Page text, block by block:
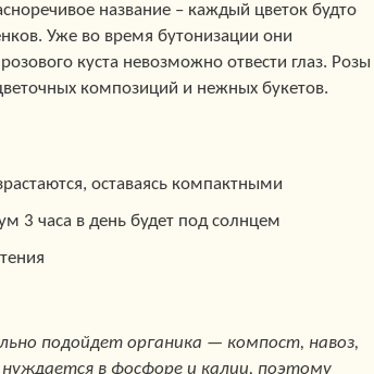
название – каждый цветок будто
Уже во время бутонизации они
куста невозможно отвести глаз. Розы
композиций и нежных букетов.
оставаясь компактными
3 часа в день будет под солнцем
подойдет органика — компост, навоз,
в фосфоре и калии, поэтому